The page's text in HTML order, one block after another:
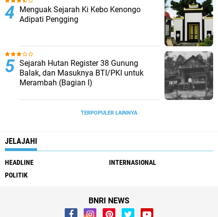
Menguak Sejarah Ki Kebo Kenongo
Adipati Pengging
Sejarah Hutan Register 38 Gunung
Balak, dan Masuknya BTI/PKI untuk
Merambah (Bagian I)
TERPOPULER LAINNYA
JELAJAHI
HEADLINE
INTERNASIONAL
POLITIK
BNRI NEWS